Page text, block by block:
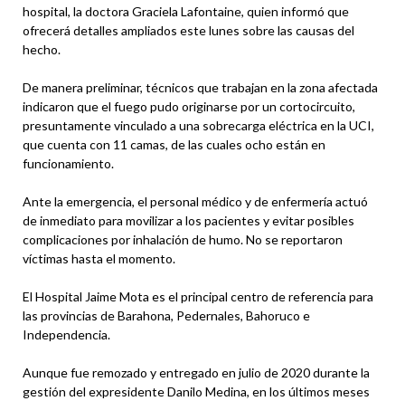
hospital, la doctora Graciela Lafontaine, quien informó que
ofrecerá detalles ampliados este lunes sobre las causas del
hecho.
De manera preliminar, técnicos que trabajan en la zona afectada
indicaron que el fuego pudo originarse por un cortocircuito,
presuntamente vinculado a una sobrecarga eléctrica en la UCI,
que cuenta con 11 camas, de las cuales ocho están en
funcionamiento.
Ante la emergencia, el personal médico y de enfermería actuó
de inmediato para movilizar a los pacientes y evitar posibles
complicaciones por inhalación de humo. No se reportaron
víctimas hasta el momento.
El Hospital Jaime Mota es el principal centro de referencia para
las provincias de Barahona, Pedernales, Bahoruco e
Independencia.
Aunque fue remozado y entregado en julio de 2020 durante la
gestión del expresidente Danilo Medina, en los últimos meses